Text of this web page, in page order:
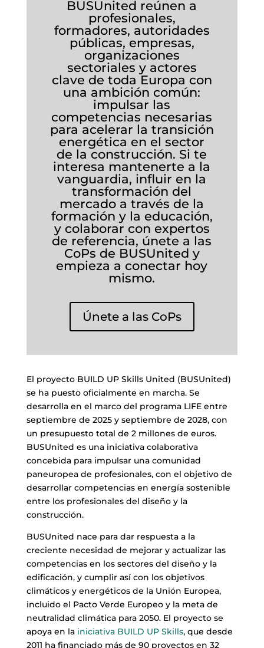
BUSUnited reúnen a
profesionales,
formadores, autoridades
públicas, empresas,
organizaciones
sectoriales y actores
clave de toda Europa con
una ambición común:
impulsar las
competencias necesarias
para acelerar la transición
energética en el sector
de la construcción. Si te
interesa mantenerte a la
vanguardia, influir en la
transformación del
mercado a través de la
formación y la educación,
y colaborar con expertos
de referencia, únete a las
CoPs de BUSUnited y
empieza a conectar hoy
mismo.
Únete a las CoPs
El proyecto BUILD UP Skills United (BUSUnited)
se ha puesto oficialmente en marcha. Se
desarrolla en el marco del programa LIFE entre
septiembre de 2025 y septiembre de 2028, con
un presupuesto total de 2 millones de euros.
BUSUnited es una iniciativa colaborativa
concebida para impulsar una comunidad
paneuropea de profesionales, con el objetivo de
desarrollar competencias en energía sostenible
entre los profesionales del diseño y la
construcción.
BUSUnited nace para dar respuesta a la
creciente necesidad de mejorar y actualizar las
competencias en los sectores del diseño y la
edificación, y cumplir así con los objetivos
climáticos y energéticos de la Unión Europea,
incluido el Pacto Verde Europeo y la meta de
neutralidad climática para 2050. El proyecto se
apoya en la iniciativa BUILD UP Skills, que desde
2011 ha financiado más de 90 proyectos en 32